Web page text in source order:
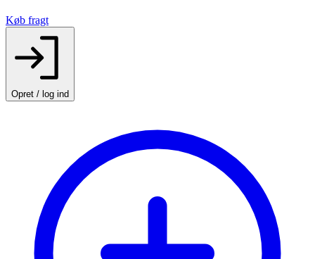
Køb fragt
Opret / log ind